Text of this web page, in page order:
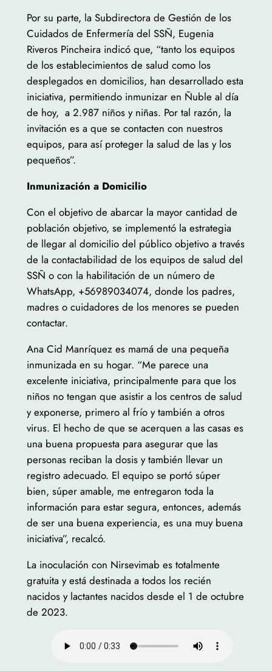
Por su parte, la Subdirectora de Gestión de los
Cuidados de Enfermería del SSÑ, Eugenia
Riveros Pincheira indicó que, “tanto los equipos
de los establecimientos de salud como los
desplegados en domicilios, han desarrollado esta
iniciativa, permitiendo inmunizar en Ñuble al día
de hoy, a 2.987 niños y niñas. Por tal razón, la
invitación es a que se contacten con nuestros
equipos, para así proteger la salud de las y los
pequeños”.
Inmunización a Domicilio
Con el objetivo de abarcar la mayor cantidad de
población objetivo, se implementó la estrategia
de llegar al domicilio del público objetivo a través
de la contactabilidad de los equipos de salud del
SSÑ o con la habilitación de un número de
WhatsApp, +56989034074, donde los padres,
madres o cuidadores de los menores se pueden
contactar.
Ana Cid Manríquez es mamá de una pequeña
inmunizada en su hogar. “Me parece una
excelente iniciativa, principalmente para que los
niños no tengan que asistir a los centros de salud
y exponerse, primero al frío y también a otros
virus. El hecho de que se acerquen a las casas es
una buena propuesta para asegurar que las
personas reciban la dosis y también llevar un
registro adecuado. El equipo se portó súper
bien, súper amable, me entregaron toda la
información para estar segura, entonces, además
de ser una buena experiencia, es una muy buena
iniciativa”, recalcó.
La inoculación con Nirsevimab es totalmente
gratuita y está destinada a todos los recién
nacidos y lactantes nacidos desde el 1 de octubre
de 2023.